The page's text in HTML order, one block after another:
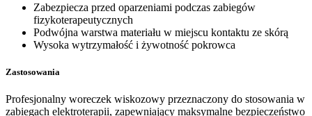
Zabezpiecza przed oparzeniami podczas zabiegów
fizykoterapeutycznych
Podwójna warstwa materiału w miejscu kontaktu ze skórą
Wysoka wytrzymałość i żywotność pokrowca
Zastosowania
Profesjonalny woreczek wiskozowy przeznaczony do stosowania w
zabiegach elektroterapii, zapewniający maksymalne bezpieczeństwo